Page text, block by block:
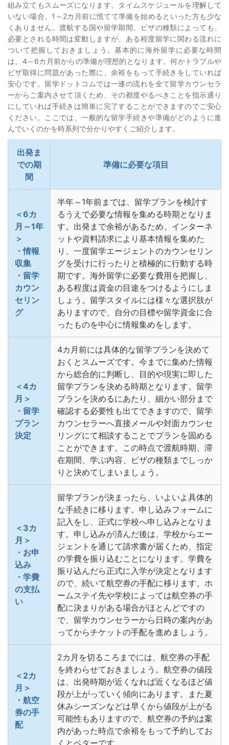
組み立てもスムーズになります。タイムスケジュールを理解して
いない場合、1～2カ月前に慌てて準備を始めるといった方も少な
くありません。渡航する国や留学期間、ビザの種類によっても、
必要とされる時間は変動しますが、ある程度留学に関わる流れに
ついて把握しておきましょう。基本的に海外留学に必要な時間
は、4～6カ月前からの準備が理想的となります。何かトラブルや
ビザ取得に問題があった際に、余裕をもって手続きをしていれば
安心です。留学ドットコムでは一連の流れを全て留学カウンセラ
ーからご案内させて頂くため、その都度やるべきことを指示通り
にしていれば手続きは簡単に完了することができますのでご安心
ください。ここでは、一般的な留学手続きや準備がどのように進
んでいくのかを時系列で分かりやすくご紹介します。
出発ま
での期
間
準備に必要な項目
＜6カ
月～1年
＞
・情報
収集
・留学
カウン
セリン
グ
半年～1年前までは、留学プランを検討す
るうえで必要な情報を集める時期となりま
す。出発まで余裕があるため、インターネ
ットや資料請求により基本情報を集めた
り、一度留学エージェントのカウンセリン
グを受けに行ったりと積極的に行動する時
期です。海外留学に必要な費用を把握し、
ある程度は資金の目途をつけるようにしま
しょう。留学スタイルには様々な選択肢が
ありますので、自分の目標や留学資金に合
ったものを中心に情報集めをします。
＜4カ
月＞
・留学
プラン
決定
4カ月前には具体的な留学プランを決めて
おくとスムーズです。今までに集めた情報
から総合的に判断し、目的や現実に即した
留学プランを決める時期となります。留学
プランを決めるにあたり、細かい部分まで
確認する必要性も出てできますので、留学
カウンセラーへ直接メールや対面カウンセ
リングにて相談することでプランを固める
ことができます。この時点で渡航時期、滞
在期間、学ぶ内容、ビザの種類までしっか
りと決めてしまいましょう。
＜3カ
月＞
・お申
込み
・学費
の支払
い
留学プランが決まったら、いよいよ具体的
な手続きに移ります。申し込みフォームに
記入をし、正式に学校へ申し込みとなりま
す。申し込みが済んだ後は、学校からエー
ジェントを通じて請求書が届くため、指定
の学費を振り込むことになります。学費を
振り込んだら正式に入学が決定となります
ので、続いて航空券の手配に移ります。ホ
ームステイ先や学校によっては航空券の手
配に決まりがある場合がほとんどですの
で、留学カウンセラーから日時の案内があ
ってからチケットの手配を進めましょう。
＜2カ
月＞
・航空
券の手
配
2カ月を切るころまでには、航空券の手配
を終わらせておきましょう。航空券の値段
は、出発時期が近くなれば近くなるほど値
段が上がっていく傾向にあります。また夏
休みシーズンなどは早くから値段が上がる
可能性もありますので、航空券の予約は案
内があった時点で余裕をもって予約してお